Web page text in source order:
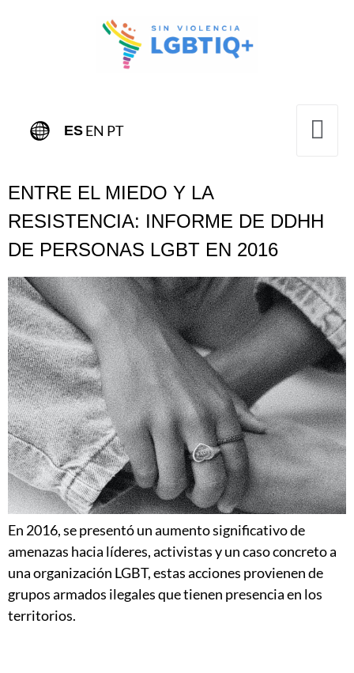
ES EN PT
ENTRE EL MIEDO Y LA
RESISTENCIA: INFORME DE DDHH
DE PERSONAS LGBT EN 2016
En 2016, se presentó un aumento significativo de
amenazas hacia líderes, activistas y un caso concreto a
una organización LGBT, estas acciones provienen de
grupos armados ilegales que tienen presencia en los
territorios.